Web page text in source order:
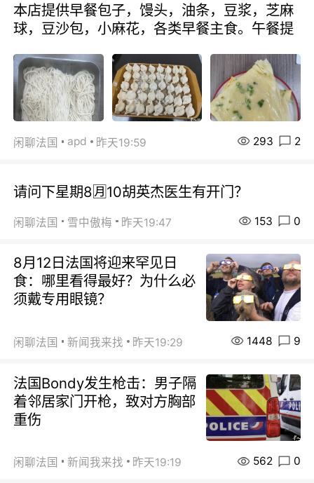
本店提供早餐包子，馒头，油条，豆浆，芝麻
球，豆沙包，小麻花，各类早餐主食。午餐提
闲聊法国 apd 昨天19:59 293 2
请问下星期8🈷️10胡英杰医生有开门？
闲聊法国 雪中傲梅 昨天19:47 153 0
8月12日法国将迎来罕见日
食：哪里看得最好？为什么必
须戴专用眼镜？
闲聊法国 新闻我来找 昨天19:29 1448 9
法国Bondy发生枪击：男子隔
着邻居家门开枪，致对方胸部
重伤
闲聊法国 新闻我来找 昨天19:19 562 0